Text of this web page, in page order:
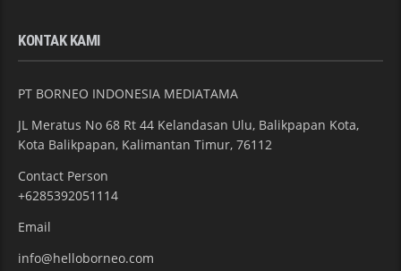
KONTAK KAMI
PT BORNEO INDONESIA MEDIATAMA
JL Meratus No 68 Rt 44 Kelandasan Ulu, Balikpapan Kota,
Kota Balikpapan, Kalimantan Timur, 76112
Contact Person
+6285392051114
Email
info@helloborneo.com